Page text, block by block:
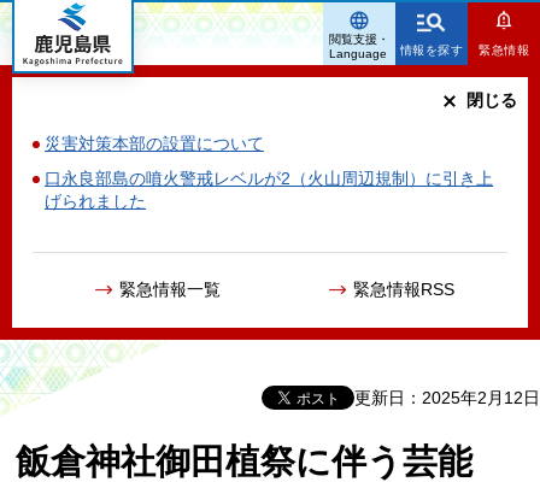
鹿児島県
情報を探す 緊急情報
災害対策本部の設置について
口永良部島の噴火警戒レベルが2（火山周辺規制）に引き上
げられました
緊急情報一覧 緊急情報RSS
閉じる
閲覧支援・
Language
更新日：2025年2月12日
飯倉神社御田植祭に伴う芸能